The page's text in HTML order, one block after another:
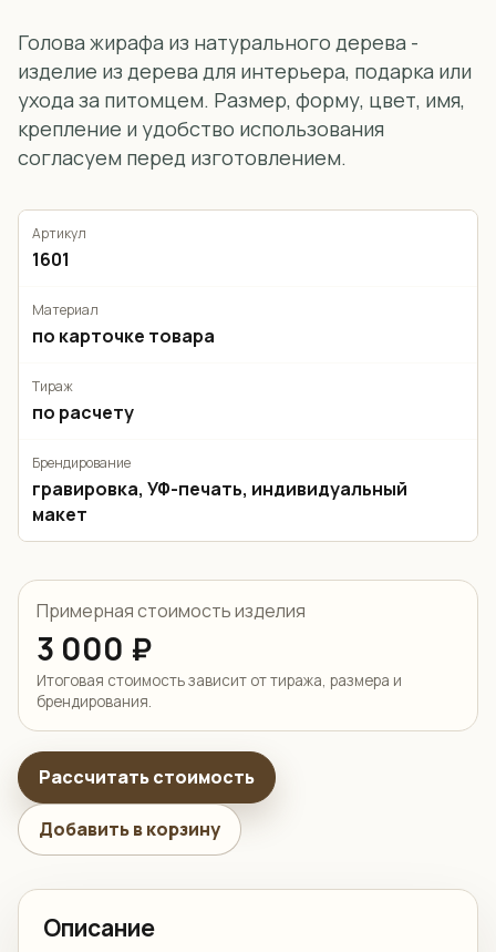
Голова жирафа из натурального дерева -
изделие из дерева для интерьера, подарка или
ухода за питомцем. Размер, форму, цвет, имя,
крепление и удобство использования
согласуем перед изготовлением.
Артикул
1601
Материал
по карточке товара
Тираж
по расчету
Брендирование
гравировка, УФ-печать, индивидуальный
макет
Примерная стоимость изделия
3 000 ₽
Итоговая стоимость зависит от тиража, размера и
брендирования.
Рассчитать стоимость
Добавить в корзину
Описание